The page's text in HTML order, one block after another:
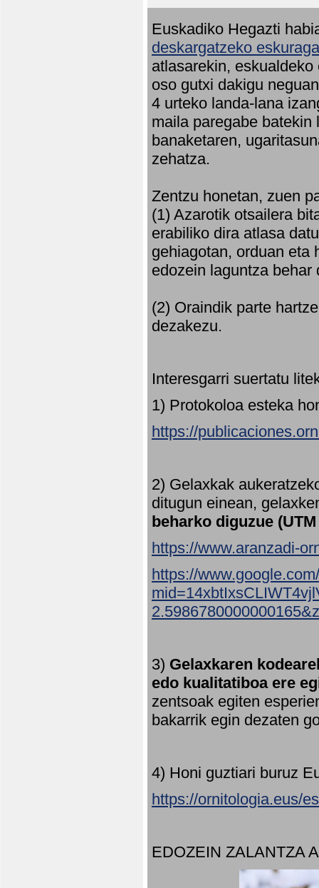
Euskadiko Hegazti
deskargatzeko
atlasarekin,
oso gutxi dakigu
4 urteko landa-lana
maila paregabe
banaketaren,
zehatza.
Zentzu honetan, zuen
(1) Azarotik otsailera
erabiliko dira atlasa
gehiagotan, orduan eta
edozein laguntza behar
(2) Oraindik parte
dezakezu.
Interesgarri suertatu
1) Protokoloa esteka
https://
2) Gelaxkak
ditugun einean,
beharko diguzue
https://www.aranzadi-
https://
3) Gelaxkaren
edo kualitatiboa ere
zentsoak egiten
bakarrik egin dezaten
4) Honi guztiari buruz
https://ornitologia.eus/
EDOZEIN ZALANTZA